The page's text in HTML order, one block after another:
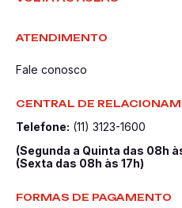
ATENDIMENTO
Fale conosco
CENTRAL DE
Telefone: (11) 3123-1600
(Segunda a Quinta das 08h
(Sexta das 08h às 17h)
FORMAS DE PAGAMENTO